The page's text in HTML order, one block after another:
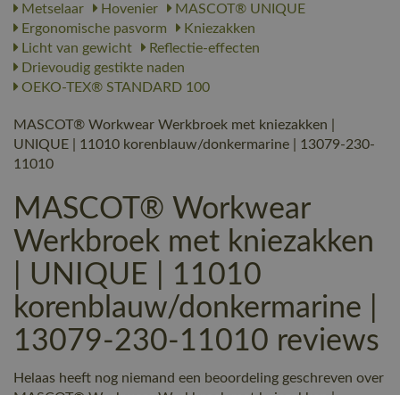
Metselaar
Hovenier
MASCOT® UNIQUE
Ergonomische pasvorm
Kniezakken
Licht van gewicht
Reflectie-effecten
Drievoudig gestikte naden
OEKO-TEX® STANDARD 100
MASCOT® Workwear Werkbroek met kniezakken |
UNIQUE | 11010 korenblauw/donkermarine | 13079-230-
11010
MASCOT® Workwear
Werkbroek met kniezakken
| UNIQUE | 11010
korenblauw/donkermarine |
13079-230-11010 reviews
Helaas heeft nog niemand een beoordeling geschreven over